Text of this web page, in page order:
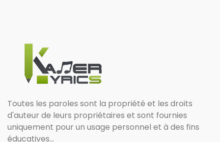
Toutes les paroles sont la propriété et les droits
d'auteur de leurs propriétaires et sont fournies
uniquement pour un usage personnel et à des fins
éducatives...